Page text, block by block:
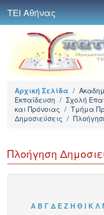
ΤΕΙ Αθήνας
Αρχική Σελίδα /
Εκπαίδευση / Σχολή
και Πρόνοιας / Τμήμα
Δημοσιεύσεις /
Πλοήγηση
Α Β Γ Δ Ε Ζ Η Θ Ι Κ Λ